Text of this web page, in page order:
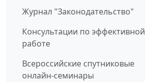
Журнал "Законодательство"
Консультации по эффективной
работе
Всероссийские спутниковые
онлайн-семинары